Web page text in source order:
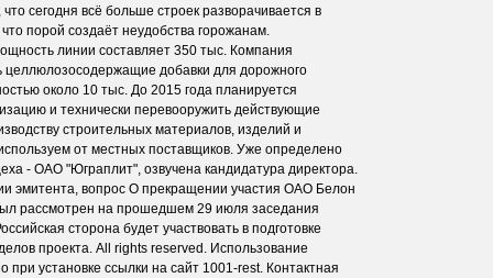
сегодня всё больше строек разворачивается в
порой создаёт неудобства горожанам.
линии составляет 350 тыс. Компания
целлюлозосодержащие добавки для дорожного
около 10 тыс. До 2015 года планируется
и технически перевооружить действующие
строительных материалов, изделий и
от местных поставщиков. Уже определено
- ОАО "Юграплит", озвучена кандидатура директора.
эмитента, вопрос О прекращении участия ОАО Белон
рассмотрен на прошедшем 29 июля заседания
сторона будет участвовать в подготовке
проекта. All rights reserved. Использование
при установке ссылки на сайт 1001-rest. Контактная